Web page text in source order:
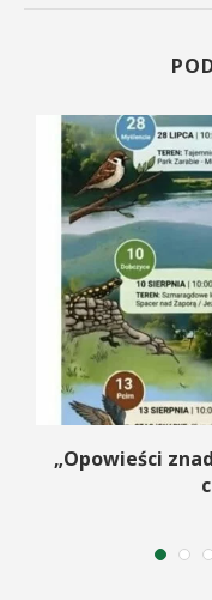
„Opowieści